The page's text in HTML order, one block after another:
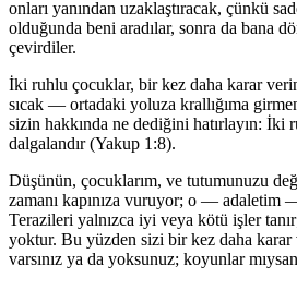
onları yanından uzaklaştıracak, çünkü
olduğunda beni aradılar, sonra da bana
çevirdiler.
İki ruhlu çocuklar, bir kez daha karar
sıcak — ortadaki yoluza krallığıma
sizin hakkında ne dediğini hatırlayın: İki
dalgalandır (Yakup 1:8).
Düşünün, çocuklarım, ve tutumunuzu
zamanı kapınıza vuruyor; o —
Terazileri yalnızca iyi veya kötü işler
yoktur. Bu yüzden sizi bir kez daha karar
varsınız ya da yoksunuz; koyunlar